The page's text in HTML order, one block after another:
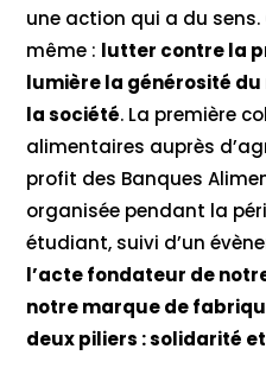
une action qui a du sens.
même : lutter contre la
lumière la générosité
la société. La première
alimentaires auprès
profit des Banques
organisée pendant la
étudiant, suivi d’un
l’acte fondateur de
notre marque de
deux piliers : solidarité